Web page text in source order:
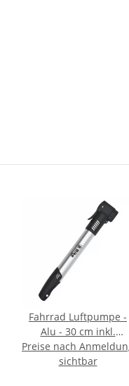
Fahrrad Luftpumpe -
Alu - 30 cm inkl.
Halterung &
Preise nach
sichtbar